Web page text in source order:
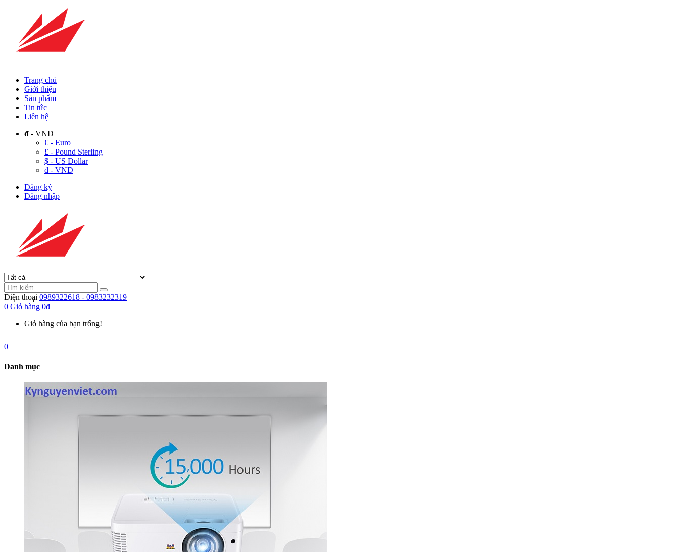
Trang chủ
Giới thiệu
Sản phẩm
Tin tức
Liên hệ
đ - VND
€ - Euro
£ - Pound Sterling
$ - US Dollar
đ - VND
Đăng ký
Đăng nhập
Điện thoại 0989322618 - 0983232319
0 Giỏ hàng 0đ
Giỏ hàng của bạn trống!
0
Danh mục